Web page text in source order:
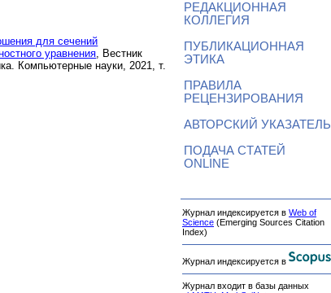
для сечений
уравнения , Вестник
Компьютерные науки, 2021, т.
РЕДАКЦИОННАЯ
КОЛЛЕГИЯ
ПУБЛИКАЦИОННАЯ
ЭТИКА
ПРАВИЛА
РЕЦЕНЗИРОВАНИЯ
АВТОРСКИЙ УКАЗАТЕЛЬ
ПОДАЧА СТАТЕЙ
ONLINE
Журнал индексируется в Web of
Science (Emerging Sources Citation
Index)
Журнал индексируется в
Журнал входит в базы данных